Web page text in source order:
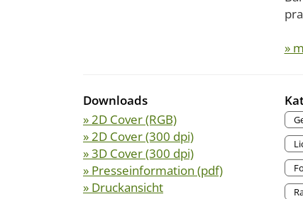
»
Downloads
» 2D Cover (RGB)
» 2D Cover (300 dpi)
» 3D Cover (300 dpi)
» Presseinformation (pdf)
» Druckansicht